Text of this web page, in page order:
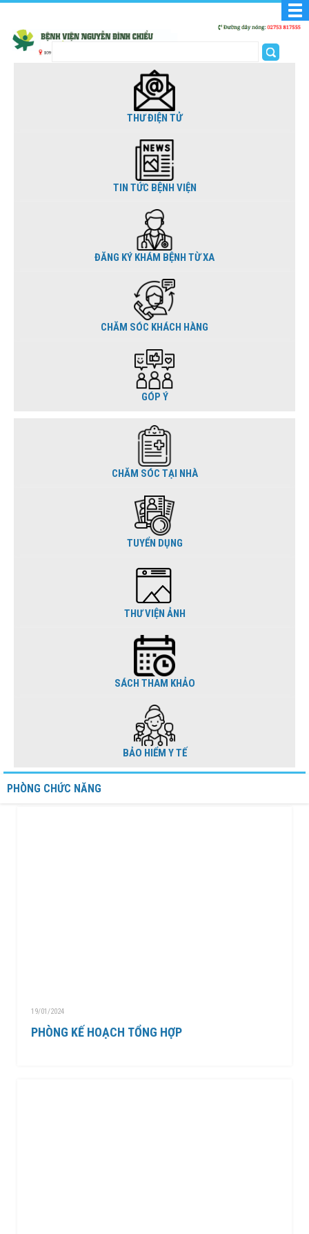
THƯ ĐIỆN TỬ
TIN TỨC BỆNH VIỆN
ĐĂNG KÝ KHÁM BỆNH TỪ XA
CHĂM SÓC KHÁCH HÀNG
GÓP Ý
CHĂM SÓC TẠI NHÀ
TUYỂN DỤNG
THƯ VIỆN ẢNH
SÁCH THAM KHẢO
BẢO HIỂM Y TẾ
PHÒNG CHỨC NĂNG
19/01/2024
PHÒNG KẾ HOẠCH TỔNG HỢP